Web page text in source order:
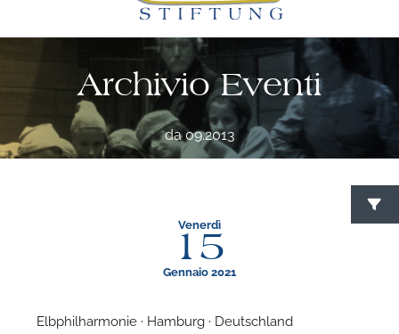
Archivio Eventi
da 09.2013
Venerdì
15
Gennaio 2021
Elbphilharmonie · Hamburg · Deutschland